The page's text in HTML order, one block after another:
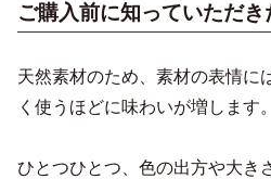
ご購入前に知っていただき
天然素材のため、素材の表情に
く使うほどに味わいが増します。
ひとつひとつ、色の出方や大き